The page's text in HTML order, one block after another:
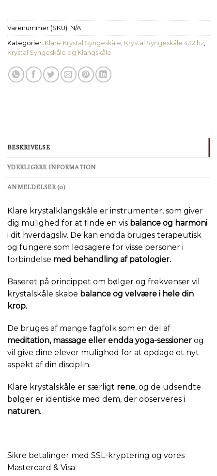
Varenummer (SKU): N/A
Kategorier: Klare Krystal Syngeskåle, Krystal Syngeskåle 432 hz,
Krystal Syngeskåle og Klangskåle
BESKRIVELSE
YDERLIGERE INFORMATION
ANMELDELSER (0)
Klare krystalklangskåle er instrumenter, som giver
dig mulighed for at finde en vis balance og harmoni
i dit hverdagsliv. De kan endda bruges terapeutisk
og fungere som ledsagere for visse personer i
forbindelse med behandling af patologier.
Baseret på princippet om bølger og frekvenser vil
krystalskåle skabe balance og velvære i hele din
krop.
De bruges af mange fagfolk som en del af
meditation, massage eller endda yoga-sessioner og
vil give dine elever mulighed for at opdage et nyt
aspekt af din disciplin.
Klare krystalskåle er særligt rene, og de udsendte
bølger er identiske med dem, der observeres i
naturen.
Sikre betalinger med SSL-kryptering og vores
Mastercard & Visa